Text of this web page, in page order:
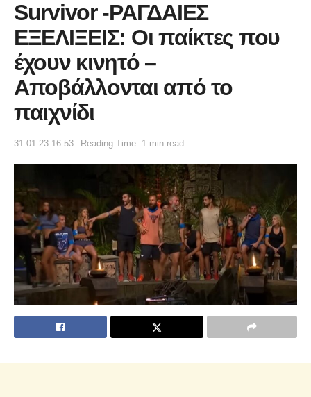
Survivor -ΡΑΓΔΑΙΕΣ
ΕΞΕΛΙΞΕΙΣ: Οι παίκτες που
έχουν κινητό –
Αποβάλλονται από το
παιχνίδι
31-01-23 16:53 Reading Time: 1 min read